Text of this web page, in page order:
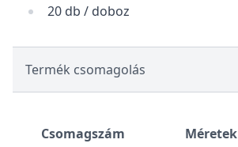
20 db / doboz
Termék csomagolás
Csomagszám Méretek